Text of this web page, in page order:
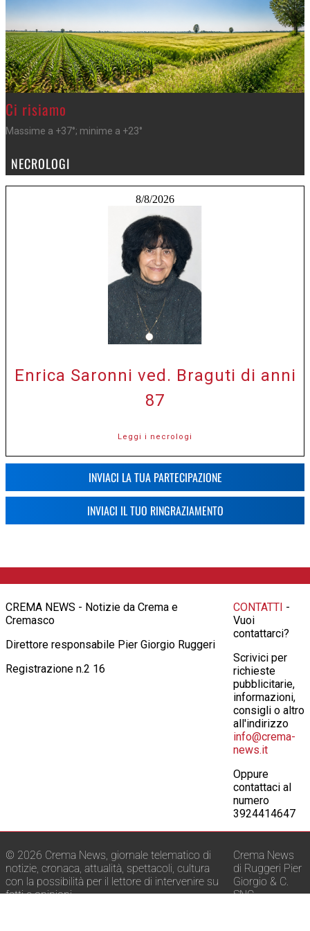
>
Ci risiamo
Massime a +37°; minime a +23°
NECROLOGI
8/8/2026
Enrica Saronni ved. Braguti di anni
87
Leggi i necrologi
INVIACI LA TUA PARTECIPAZIONE
INVIACI IL TUO RINGRAZIAMENTO
CREMA NEWS - Notizie da Crema e
Cremasco
Direttore responsabile Pier Giorgio Ruggeri
Registrazione n.2 16
CONTATTI -
Vuoi
contattarci?
Scrivici per
richieste
pubblicitarie,
informazioni,
consigli o altro
all'indirizzo
info@crema-
news.it
Oppure
contattaci al
numero
3924414647
© 2026 Crema News, giornale telematico di
notizie, cronaca, attualità, spettacoli, cultura
con la possibilità per il lettore di intervenire su
fatti e opinioni.
Crema News
di Ruggeri Pier
Giorgio & C.
SNC